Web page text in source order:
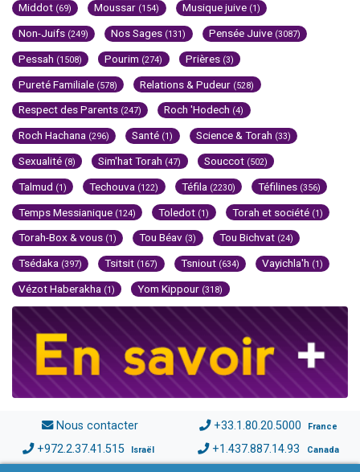
Middot (69) Moussar (154) Musique juive (1)
Non-Juifs (249) Nos Sages (131) Pensée Juive (3087)
Pessah (1508) Pourim (274) Prières (3)
Pureté Familiale (578) Relations & Pudeur (528)
Respect des Parents (247) Roch 'Hodech (4)
Roch Hachana (296) Santé (1) Science & Torah (33)
Sexualité (8) Sim'hat Torah (47) Souccot (502)
Talmud (1) Techouva (122) Téfila (2230) Téfilines (356)
Temps Messianique (124) Toledot (1) Torah et société (1)
Torah-Box & vous (1) Tou Béav (3) Tou Bichvat (24)
Tsédaka (397) Tsitsit (167) Tsniout (634) Vayichla'h (1)
Vézot Haberakha (1) Yom Kippour (318)
Nous contacter +33.1.80.20.5000 France
+972.2.37.41.515 Israël +1.437.887.14.93 Canada